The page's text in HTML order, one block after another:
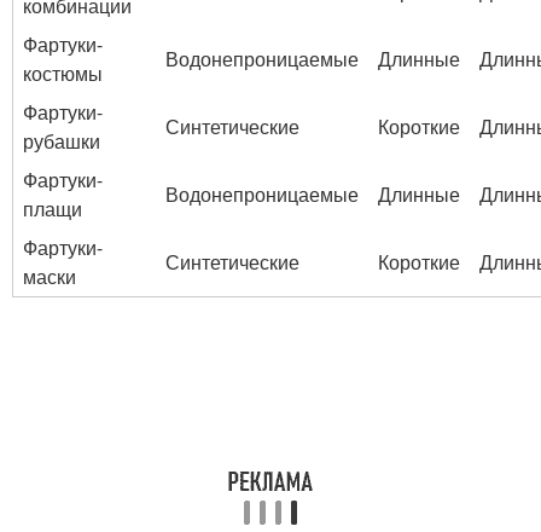
Фартуки-
костюмы
Водонепроницаемые Длинные
Фартуки-
рубашки
Синтетические Короткие
Фартуки-
плащи
Водонепроницаемые Длинные
Фартуки-
маски
Синтетические Короткие